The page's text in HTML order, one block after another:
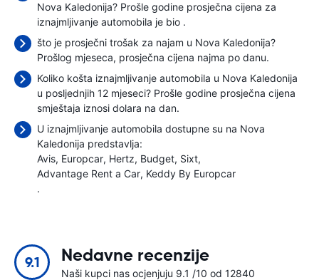
Nova Kaledonija? Prošle godine prosječna cijena za
iznajmljivanje automobila je bio .
što je prosječni trošak za najam u Nova Kaledonija?
Prošlog mjeseca, prosječna cijena najma po danu.
Koliko košta iznajmljivanje automobila u Nova Kaledonija
u posljednjih 12 mjeseci? Prošle godine prosječna cijena
smještaja iznosi dolara na dan.
U iznajmljivanje automobila dostupne su na Nova
Kaledonija predstavlja:
Avis Europcar Hertz Budget Sixt
Advantage Rent a Car Keddy By Europcar
.
9.1 Nedavne recenzije
Naši kupci nas ocjenjuju 9.1 /10 od 12840